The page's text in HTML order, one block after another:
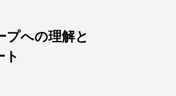
プへの理解と
ト